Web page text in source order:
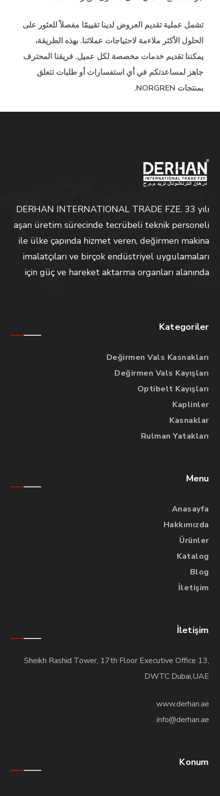
تشمل عملية تقديم العروض لدينا تقييمًا مفصلاً للعثور على
الحلول الأكثر ملاءمة لاحتياجات عملائنا. بهذه الطريقة،
يمكننا تقديم خدمات مخصصة لكل عميل. فريقنا المحترف
جاهز لمساعدتكم في أي استفسارات أو طلبات تتعلق
بمنتجات NORGREN
.
DERHAN INTERNATIONAL TRADE FZE. 33 yılı
aşan üretim sürecinde tecrübeli teknik personeli
ile ülke çapında hizmet veren, değirmen makina
imalatçıları ve birçok endüstriyel uygulamaları
için güç ve hareket aktarma organları alanında
Kategoriler
Değirmen Vals Kasnakları
Değirmen Vals Kayışları
Optibelt Kayışları
Kaplinler
Kasnaklar
Rulman Yatakları
Menu
Anasayfa
Hakkımızda
Ürünler
Katalog
Blog
İletişim
İletişim
Sheikh Rashid Tower, 17th Floor Executive Office 13,
DWTC Dubai,UAE
www.derhan.ae
info@derhan.ae
Konum